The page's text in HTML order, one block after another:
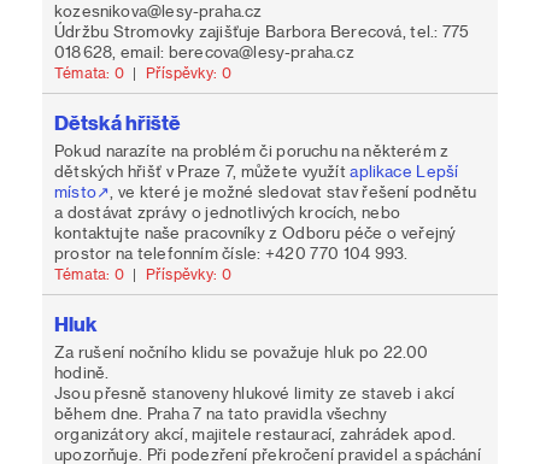
kozesnikova@lesy-praha.cz
Údržbu Stromovky zajišťuje Barbora Berecová, tel.: 775
018 628, email: berecova@lesy-praha.cz
Témata: 0 | Příspěvky: 0
Dětská hřiště
Pokud narazíte na problém či poruchu na některém z
dětských hřišť v Praze 7, můžete využítaplikace Lepší
místo
, ve které je možné sledovat stav řešení podnětu
a dostávat zprávy o jednotlivých krocích, nebo
kontaktujte naše pracovníky z Odboru péče o veřejný
prostor na telefonním čísle: +420 770 104 993.
Témata: 0 | Příspěvky: 0
Hluk
Za rušení nočního klidu se považuje hluk po 22.00
hodině.
Jsou přesně stanoveny hlukové limity ze staveb i akcí
během dne. Praha 7 na tato pravidla všechny
organizátory akcí, majitele restaurací, zahrádek apod.
upozorňuje. Při podezření překročení pravidel a spáchání